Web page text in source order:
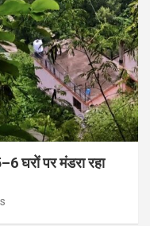
घरों पर मंडरा रहा